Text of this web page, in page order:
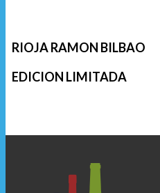
RIOJA RAMON BILBAO
EDICION LIMITADA